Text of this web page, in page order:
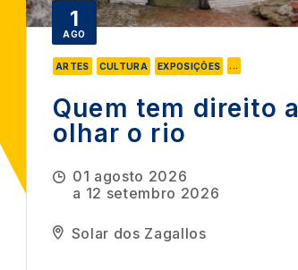
1
AGO
ARTES CULTURA EXPOSIÇÕES ...
Quem tem direito a
olhar o rio
01 agosto 2026
a 12 setembro 2026
Solar dos Zagallos